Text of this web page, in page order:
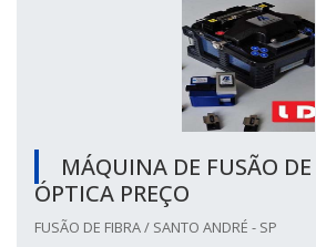
MÁQUINA DE FUSÃO
ÓPTICA PREÇO
FUSÃO DE FIBRA / SANTO ANDRÉ - SP